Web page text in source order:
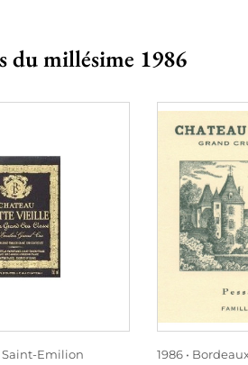
du millésime 1986
Saint-Emilion 1986